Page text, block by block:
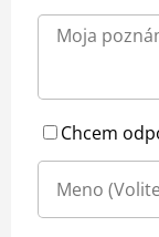
Chcem